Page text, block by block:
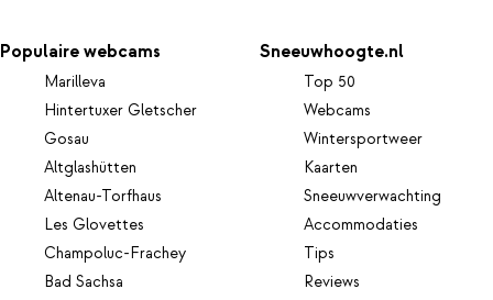
Populaire webcams
Marilleva
Hintertuxer Gletscher
Gosau
Altglashütten
Altenau-Torfhaus
Les Glovettes
Champoluc-Frachey
Bad Sachsa
Sneeuwhoogte.nl
Top 50
Webcams
Wintersportweer
Kaarten
Sneeuwverwachting
Accommodaties
Tips
Reviews